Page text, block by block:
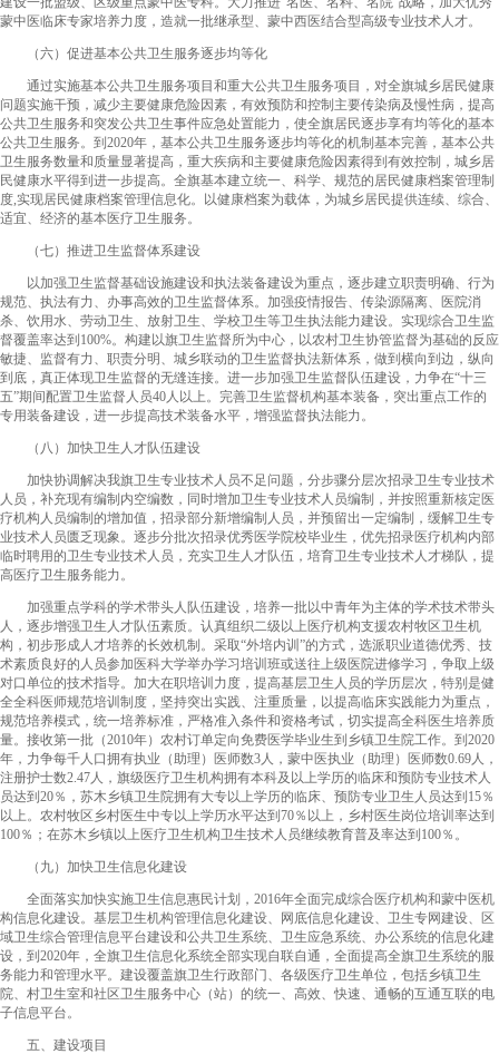
蒙中医临床专家培养力度，造就一批继承型、蒙中西医结合型高级专业技术人才。
（六）促进基本公共卫生服务逐步均等化
通过实施基本公共卫生服务项目和重大公共卫生服务项目，对全旗城乡居民健康
问题实施干预，减少主要健康危险因素，有效预防和控制主要传染病及慢性病，提高
公共卫生服务和突发公共卫生事件应急处置能力，使全旗居民逐步享有均等化的基本
公共卫生服务。到2020年，基本公共卫生服务逐步均等化的机制基本完善，基本公共
卫生服务数量和质量显著提高，重大疾病和主要健康危险因素得到有效控制，城乡居
民健康水平得到进一步提高。全旗基本建立统一、科学、规范的居民健康档案管理制
度,实现居民健康档案管理信息化。以健康档案为载体，为城乡居民提供连续、综合、
适宜、经济的基本医疗卫生服务。
（七）推进卫生监督体系建设
以加强卫生监督基础设施建设和执法装备建设为重点，逐步建立职责明确、行为
规范、执法有力、办事高效的卫生监督体系。加强疫情报告、传染源隔离、医院消
杀、饮用水、劳动卫生、放射卫生、学校卫生等卫生执法能力建设。实现综合卫生监
督覆盖率达到100%。构建以旗卫生监督所为中心，以农村卫生协管监督为基础的反应
敏捷、监督有力、职责分明、城乡联动的卫生监督执法新体系，做到横向到边，纵向
到底，真正体现卫生监督的无缝连接。进一步加强卫生监督队伍建设，力争在“十三
五”期间配置卫生监督人员40人以上。完善卫生监督机构基本装备，突出重点工作的
专用装备建设，进一步提高技术装备水平，增强监督执法能力。
（八）加快卫生人才队伍建设
加快协调解决我旗卫生专业技术人员不足问题，分步骤分层次招录卫生专业技术
人员，补充现有编制内空编数，同时增加卫生专业技术人员编制，并按照重新核定医
疗机构人员编制的增加值，招录部分新增编制人员，并预留出一定编制，缓解卫生专
业技术人员匮乏现象。逐步分批次招录优秀医学院校毕业生，优先招录医疗机构内部
临时聘用的卫生专业技术人员，充实卫生人才队伍，培育卫生专业技术人才梯队，提
高医疗卫生服务能力。
加强重点学科的学术带头人队伍建设，培养一批以中青年为主体的学术技术带头
人，逐步增强卫生人才队伍素质。认真组织二级以上医疗机构支援农村牧区卫生机
构，初步形成人才培养的长效机制。采取“外培内训”的方式，选派职业道德优秀、技
术素质良好的人员参加医科大学举办学习培训班或送往上级医院进修学习，争取上级
对口单位的技术指导。加大在职培训力度，提高基层卫生人员的学历层次，特别是健
全全科医师规范培训制度，坚持突出实践、注重质量，以提高临床实践能力为重点，
规范培养模式，统一培养标准，严格准入条件和资格考试，切实提高全科医生培养质
量。接收第一批（2010年）农村订单定向免费医学毕业生到乡镇卫生院工作。到2020
年，力争每千人口拥有执业（助理）医师数3人，蒙中医执业（助理）医师数0.69人，
注册护士数2.47人，旗级医疗卫生机构拥有本科及以上学历的临床和预防专业技术人
员达到20％，苏木乡镇卫生院拥有大专以上学历的临床、预防专业卫生人员达到15％
以上。农村牧区乡村医生中专以上学历水平达到70％以上，乡村医生岗位培训率达到
100％；在苏木乡镇以上医疗卫生机构卫生技术人员继续教育普及率达到100％。
（九）加快卫生信息化建设
全面落实加快实施卫生信息惠民计划，2016年全面完成综合医疗机构和蒙中医机
构信息化建设。基层卫生机构管理信息化建设、网底信息化建设、卫生专网建设、区
域卫生综合管理信息平台建设和公共卫生系统、卫生应急系统、办公系统的信息化建
设，到2020年，全旗卫生信息化系统全部实现自联自通，全面提高全旗卫生系统的服
务能力和管理水平。建设覆盖旗卫生行政部门、各级医疗卫生单位，包括乡镇卫生
院、村卫生室和社区卫生服务中心（站）的统一、高效、快速、通畅的互通互联的电
子信息平台。
五、建设项目